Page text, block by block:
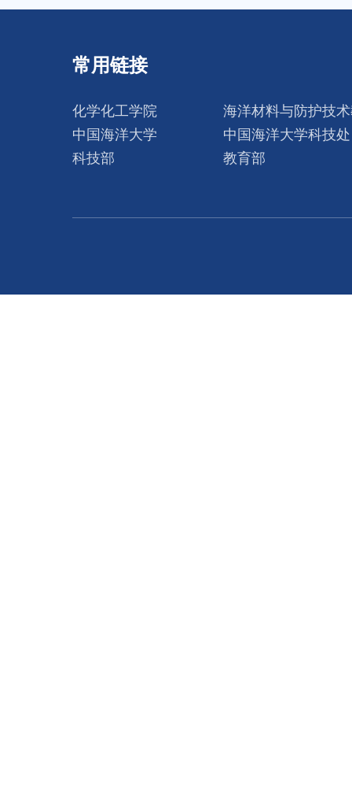
常用链接
化学化工学院
海洋材料与防护技
中国海洋大学
中国海洋大学科技处
科技部
教育部